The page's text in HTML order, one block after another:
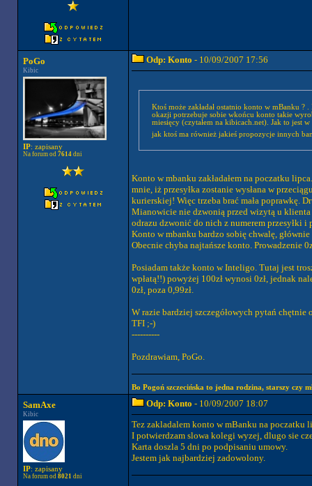
PoGo
Kibic
IP: zapisany
Na forum od 7614dni
Odp: Konto - 10/09/2007 17:56
Ktoś może zakładał ostatnio konto w mBanku ?
okazji potrzebuje sobie wkońcu konto takie
miesięcy (czytałem na kibicach.net). Jak to jest
jak ktoś ma również jakieś propozycje innych
Konto w mbanku zakładałem na poczatku
mnie, iż przesyłka zostanie wysłana w
kurierskiej! Więc trzeba brać mała poprawkę.
Mianowicie nie dzwonią przed wizytą u klienta
odrazu dzwonić do nich z numerem przesyłki i
Konto w mbanku bardzo sobię chwalę,
Obecnie chyba najtańsze konto. Prowadzenie
Posiadam także konto w Inteligo. Tutaj jest
wpłatą!!) powyżej 100zł wynosi 0zł, jednak
0zł, poza 0,99zł.
W razie bardziej szczegółowych pytań
TFI ;-)
----------
Pozdrawiam, PoGo.
Bo Pogoń szczecińska to jedna rodzina, starszy czy
SamAxe
Kibic
IP: zapisany
Na forum od 8021 dni
Odp: Konto - 10/09/2007 18:07
Tez zakladalem konto w mBanku na poczatku
I potwierdzam slowa kolegi wyzej, dlugo sie
Karta doszla 5 dni po podpisaniu umowy.
Jestem jak najbardziej zadowolony.